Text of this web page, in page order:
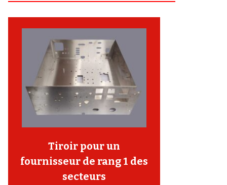
Tiroir pour un
fournisseur de rang 1 des
secteurs